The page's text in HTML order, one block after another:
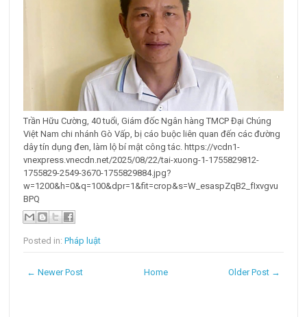
Trần Hữu Cường, 40 tuổi, Giám đốc Ngân hàng TMCP Đại Chúng
Việt Nam chi nhánh Gò Vấp, bị cáo buộc liên quan đến các đường
dây tín dụng đen, làm lộ bí mật công tác. https://vcdn1-
vnexpress.vnecdn.net/2025/08/22/tai-xuong-1-1755829812-
1755829-2549-3670-1755829884.jpg?
w=1200&h=0&q=100&dpr=1&fit=crop&s=W_esaspZqB2_fIxvgvu
BPQ
Posted in:Pháp luật
← Newer Post Older Post →
Home